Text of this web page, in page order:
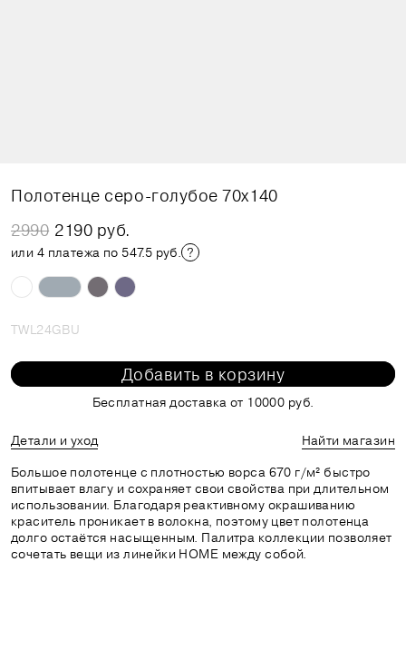
Полотенце серо-голубое 70x140
2990 2190 руб.
или 4 платежа по 547.5 руб.
TWL24GBU
Добавить в корзину
Бесплатная доставка от 10000 руб.
Детали и уход
Найти магазин
Большое полотенце с плотностью ворса 670 г/м² быстро
впитывает влагу и сохраняет свои свойства при длительном
использовании. Благодаря реактивному окрашиванию
краситель проникает в волокна, поэтому цвет полотенца
долго остаётся насыщенным. Палитра коллекции позволяет
сочетать вещи из линейки HOME между собой.